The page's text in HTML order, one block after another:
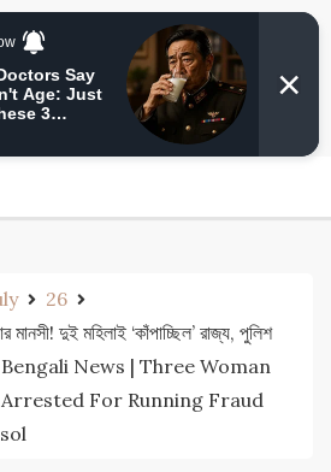
News
26
দুই মহিলাই ‘কাঁপাচ্ছিল’ রাজ্য, পুলিশ
– Bengali News | Three Woman
For Running Fraud